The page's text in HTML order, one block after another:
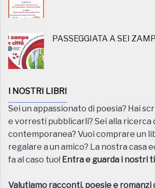
PASSEGGIATA A SEI
I NOSTRI LIBRI
Sei un appassionato di poesia? Hai
e vorresti pubblicarli? Sei alla ricerca
contemporanea? Vuoi comprare un
regalare a un amico? La nostra casa
fa al caso tuo! Entra e guarda i nostri
Valutiamo racconti, poesie e